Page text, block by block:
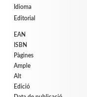
Idioma
Editorial
EAN
ISBN
Pàgines
Ample
Alt
Edició